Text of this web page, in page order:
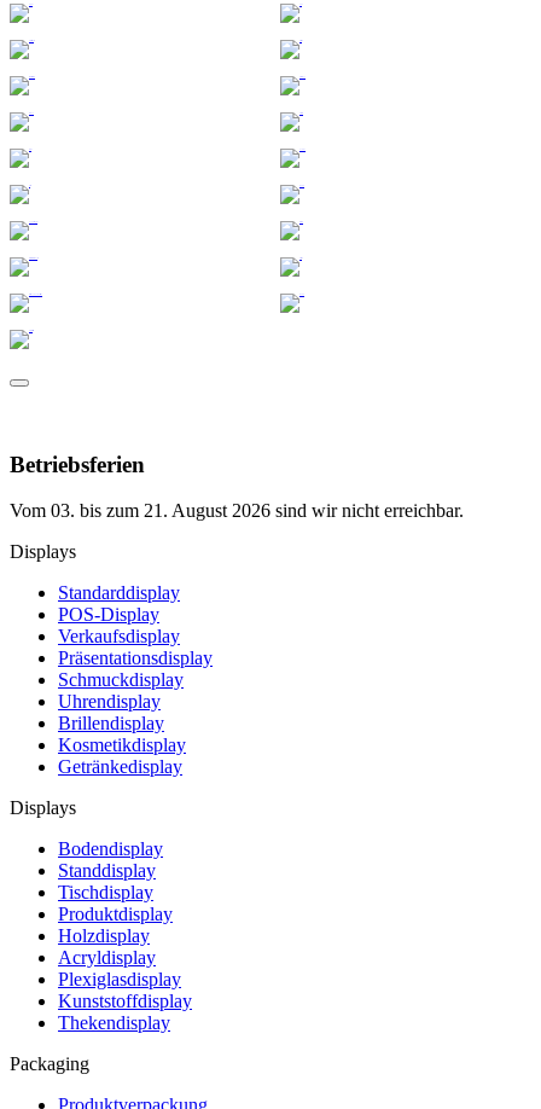
Betriebsferien
Vom 03. bis zum 21. August 2026 sind wir nicht erreichbar.
Displays
Standarddisplay
POS-Display
Verkaufsdisplay
Präsentationsdisplay
Schmuckdisplay
Uhrendisplay
Brillendisplay
Kosmetikdisplay
Getränkedisplay
Displays
Bodendisplay
Standdisplay
Tischdisplay
Produktdisplay
Holzdisplay
Acryldisplay
Plexiglasdisplay
Kunststoffdisplay
Thekendisplay
Packaging